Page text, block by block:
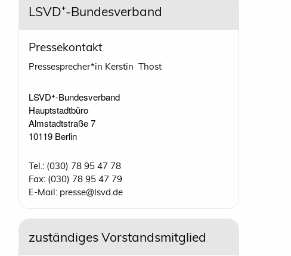
LSVD⁺-Bundesverband
Pressekontakt
Pressesprecher*in Kerstin Thost
LSVD⁺-Bundesverband
Hauptstadtbüro
Almstadtstraße 7
10119 Berlin
Tel.: (030) 78 95 47 78
Fax: (030) 78 95 47 79
E-Mail: presse@lsvd.de
zuständiges Vorstandsmitglied